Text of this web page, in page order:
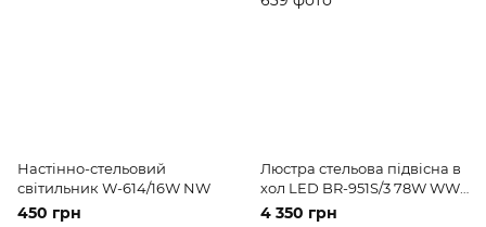
Настінно-стельовий
світильник W-614/16W NW
450 грн
Люстра стельова підвісна в
хол LED BR-951S/3 78W WW
BK
4 350 грн